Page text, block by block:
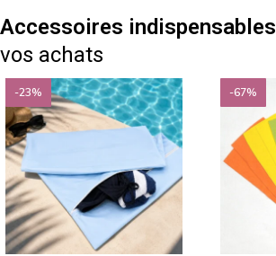
Accessoires indispensables
vos achats
-23% -67%